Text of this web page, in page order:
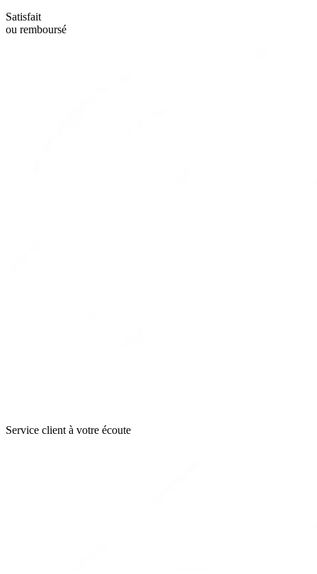
Satisfait
ou remboursé
Service client à votre écoute